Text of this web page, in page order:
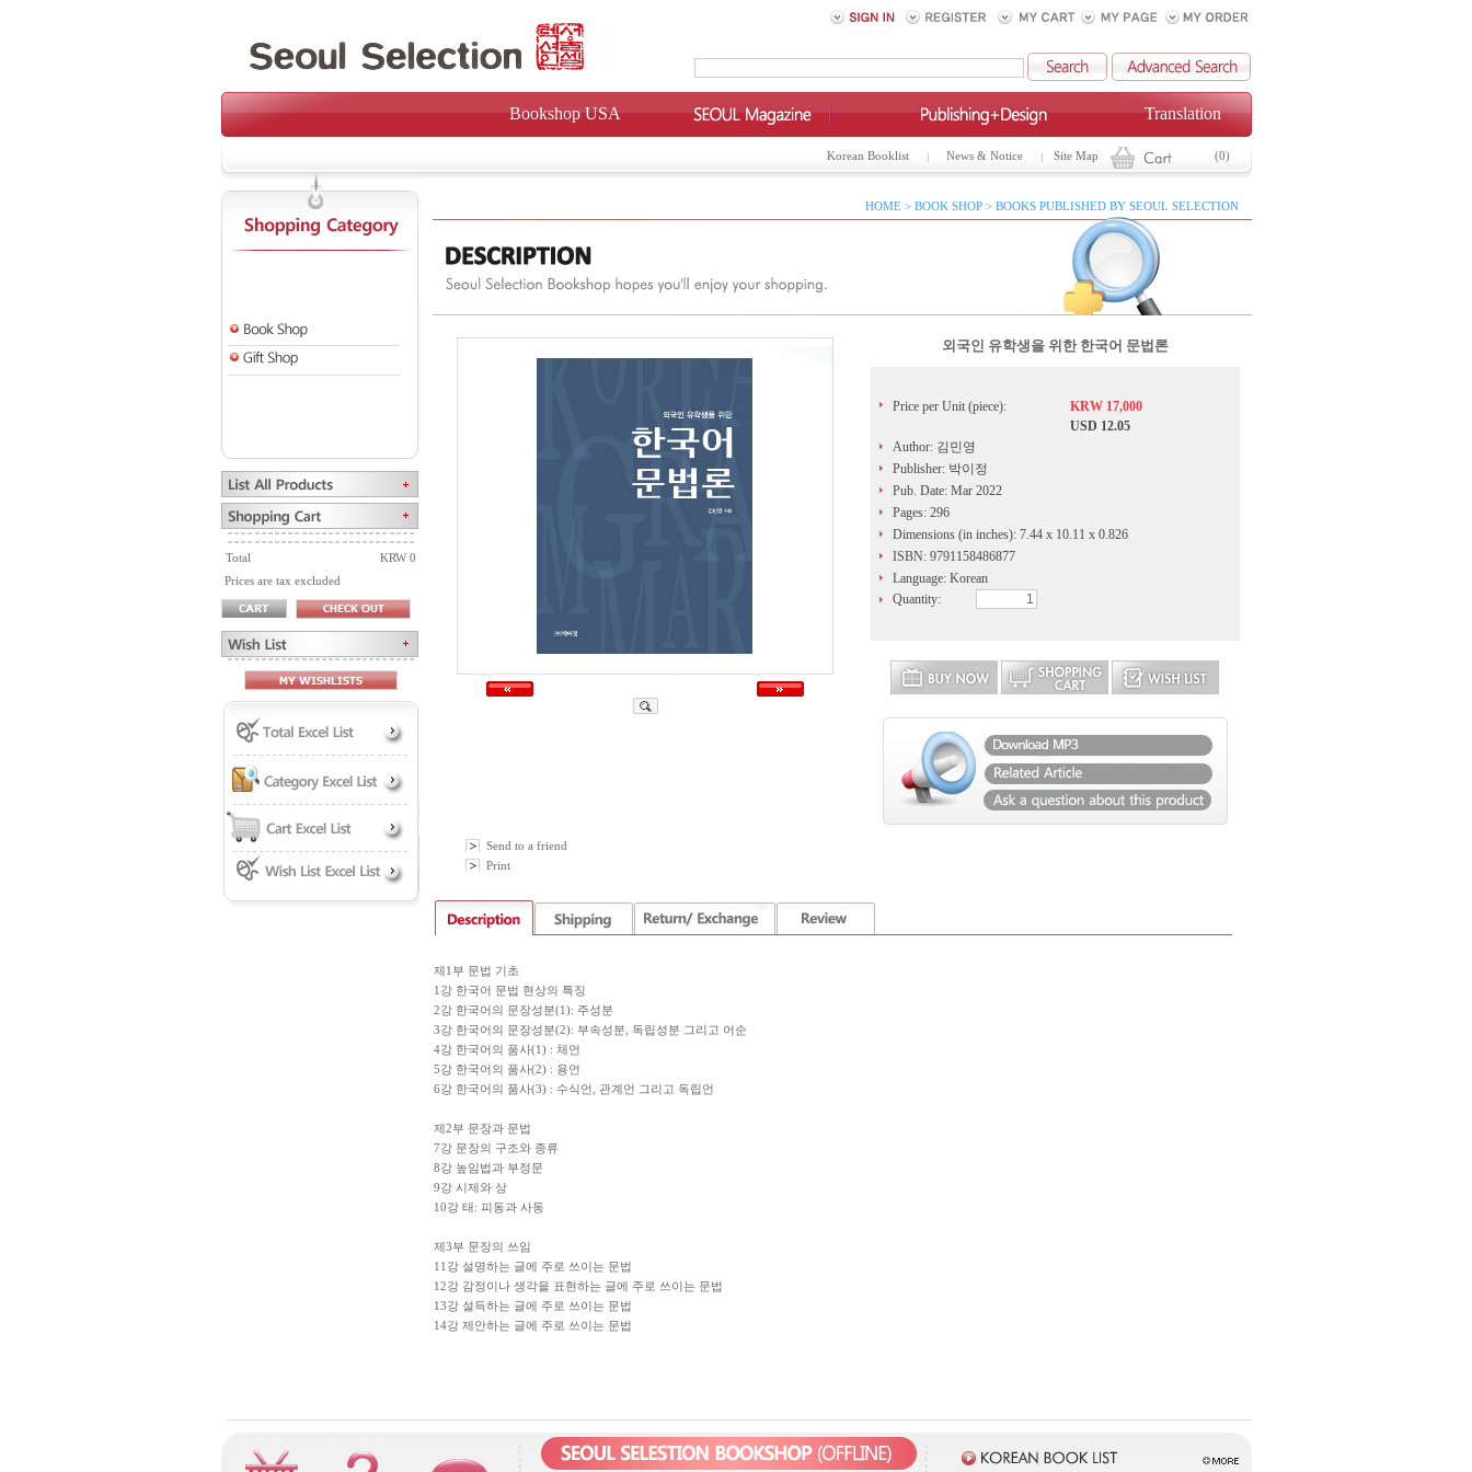
Bookshop USA Translation
Korean Booklist News & Notice Site Map (0)
Total
KRW 0
Prices are tax excluded
HOME > BOOK SHOP > BOOKS PUBLISHED BY SEOUL SELECTION
외국인 유학생을 위한 한국어 문법론
Price per Unit (piece):
KRW 17,000
USD 12.05
Author: 김민영
Publisher: 박이정
Pub. Date: Mar 2022
Pages: 296
Dimensions (in inches): 7.44 x 10.11 x 0.826
ISBN: 9791158486877
Language: Korean
Quantity:
Send to a friend
Print
제1부 문법 기초
1강 한국어 문법 현상의 특징
2강 한국어의 문장성분(1): 주성분
3강 한국어의 문장성분(2): 부속성분, 독립성분 그리고 어순
4강 한국어의 품사(1) : 체언
5강 한국어의 품사(2) : 용언
6강 한국어의 품사(3) : 수식언, 관계언 그리고 독립언
제2부 문장과 문법
7강 문장의 구조와 종류
8강 높임법과 부정문
9강 시제와 상
10강 태: 피동과 사동
제3부 문장의 쓰임
11강 설명하는 글에 주로 쓰이는 문법
12강 감정이나 생각을 표현하는 글에 주로 쓰이는 문법
13강 설득하는 글에 주로 쓰이는 문법
14강 제안하는 글에 주로 쓰이는 문법